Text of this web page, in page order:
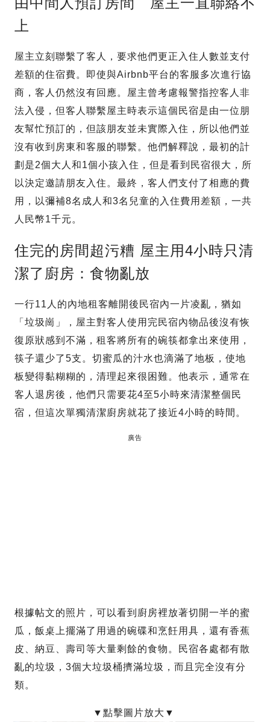
上
屋主立刻聯繫了客人，要求他們更正入住人數並支付
差額的住宿費。即使與Airbnb平台的客服多次進行協
商，客人仍然沒有回應。屋主曾考慮報警指控客人非
法入侵，但客人聯繫屋主時表示這個民宿是由一位朋
友幫忙預訂的，但該朋友並未實際入住，所以他們並
沒有收到房東和客服的聯繫。他們解釋說，最初的計
劃是2個大人和1個小孩入住，但是看到民宿很大，所
以決定邀請朋友入住。最終，客人們支付了相應的費
用，以彌補8名成人和3名兒童的入住費用差額，一共
人民幣1千元。
住完的房間超污糟 屋主用4小時只清
潔了廚房：食物亂放
一行11人的內地租客離開後民宿內一片凌亂，猶如
「垃圾崗」，屋主對客人使用完民宿內物品後沒有恢
復原狀感到不滿，租客將所有的碗筷都拿出來使用，
筷子還少了5支。切蜜瓜的汁水也滴滿了地板，使地
板變得黏糊糊的，清理起來很困難。他表示，通常在
客人退房後，他們只需要花4至5小時來清潔整個民
宿，但這次單獨清潔廚房就花了接近4小時的時間。
廣告
根據帖文的照片，可以看到廚房裡放著切開一半的蜜
瓜，飯桌上擺滿了用過的碗碟和烹飪用具，還有香蕉
皮、納豆、壽司等大量剩餘的食物。民宿各處都有散
亂的垃圾，3個大垃圾桶擠滿垃圾，而且完全沒有分
類。